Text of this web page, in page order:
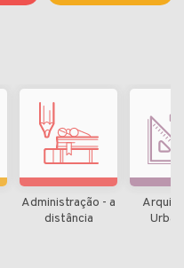
Administração - a
distância